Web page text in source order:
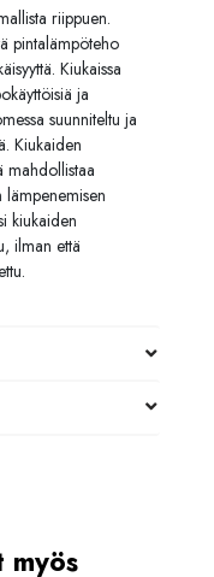
riippuen.
pintalämpöteho
Kiukaissa
ja
suunniteltu ja
Kiukaiden
mahdollistaa
lämpenemisen
kiukaiden
ilman että